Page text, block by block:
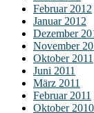
Februar 2012
Januar 2012
Dezember
November
Oktober 2011
Juni 2011
März 2011
Februar 2011
Oktober 2010